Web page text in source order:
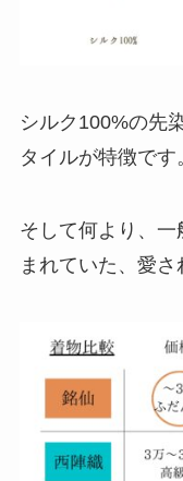
シルク100%の先
タイルが特徴です
そして何より、
まれていた、愛さ